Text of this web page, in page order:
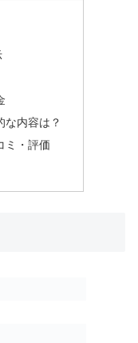
な内容は？
ミ・評価